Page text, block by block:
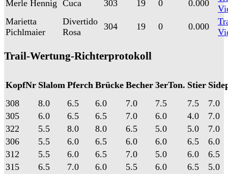
Merle Hennig Cuca 303 19 0 0.000
Marietta
Pichlmaier
Divertido
Rosa
304 19 0 0.000
Trail-Wertung-Richterprotokoll
KopfNr Slalom Pferch Brücke Becher 3erTon. Stier
308
8.0 6.5 6.0 7.0 7.5 7.5
7.0
305
6.0 6.5 6.5 7.0 6.0 4.0
7.0
322
5.5 8.0 8.0 6.5 5.0 5.0
7.0
306
5.5 6.0 6.5 6.0 6.0 6.5
6.0
312
5.5 6.0 6.5 7.0 5.0 6.0
6.5
315
6.5 7.0 6.0 5.5 6.0 6.5
5.0